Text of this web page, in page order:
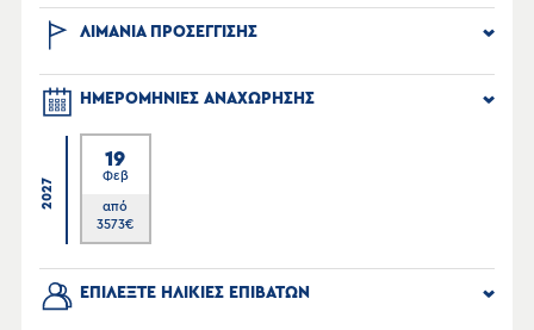
ΛΙΜΑΝΙΑ ΠΡΟΣΕΓΓΙΣΗΣ
ΗΜΕΡΟΜΗΝΙΕΣ ΑΝΑΧΩΡΗΣΗΣ
2027
19
Φεβ
από
3573€
ΕΠΙΛΕΞΤΕ ΗΛΙΚΙΕΣ ΕΠΙΒΑΤΩΝ